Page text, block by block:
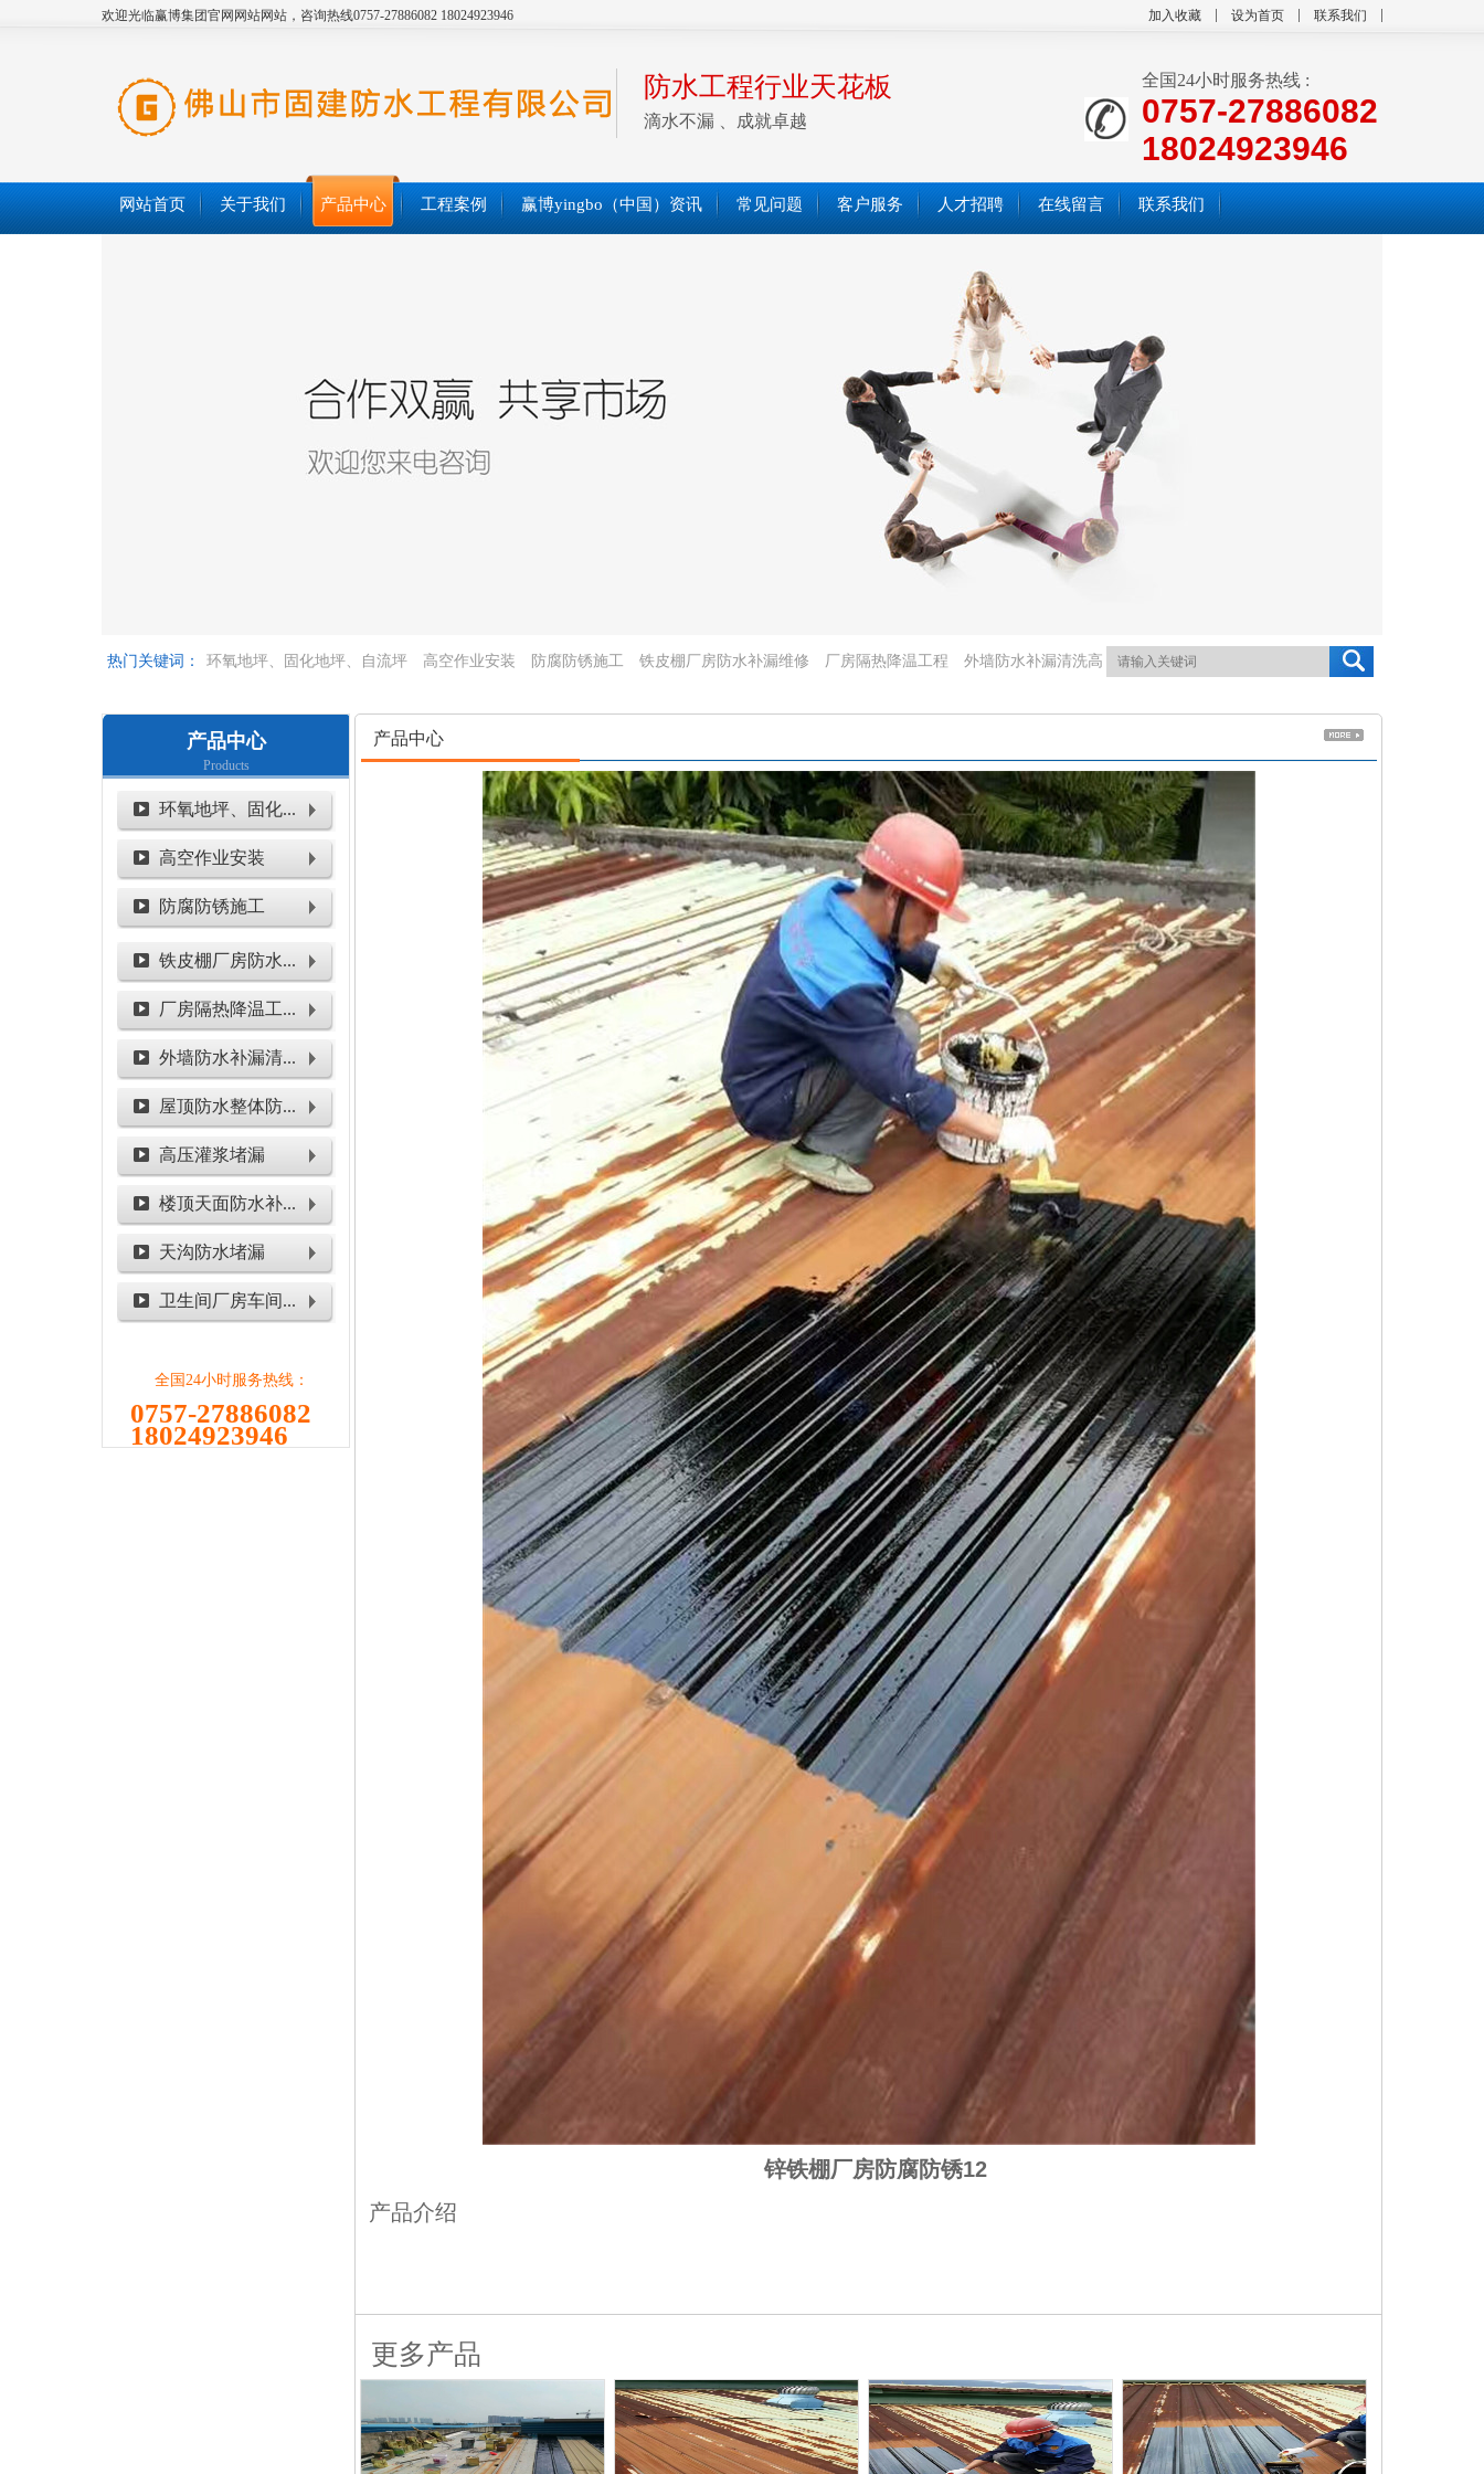
加入收藏 设为首页 联系我们
欢迎光临赢博集团官网网站网站，咨询热线0757-27886082 18024923946
防水工程行业天花板
滴水不漏 、成就卓越
全国24小时服务热线 :
0757-27886082
18024923946
网站首页 关于我们 产品中心 工程案例 赢博yingbo（中国）资讯 常见问题 客户服务 人才招聘 在线留言 联系我们
热门关键词： 环氧地坪、固化地坪、自流坪 高空作业安装 防腐防锈施工 铁皮棚厂房防水补漏维修 厂房隔热降温工程 外墙防水补漏清洗高
空作业
产品中心
Products
环氧地坪、固化...
高空作业安装
防腐防锈施工
铁皮棚厂房防水...
厂房隔热降温工...
外墙防水补漏清...
屋顶防水整体防...
高压灌浆堵漏
楼顶天面防水补...
天沟防水堵漏
卫生间厂房车间...
全国24小时服务热线：
0757-27886082
18024923946
产品中心
锌铁棚厂房防腐防锈12
产品介绍
更多产品